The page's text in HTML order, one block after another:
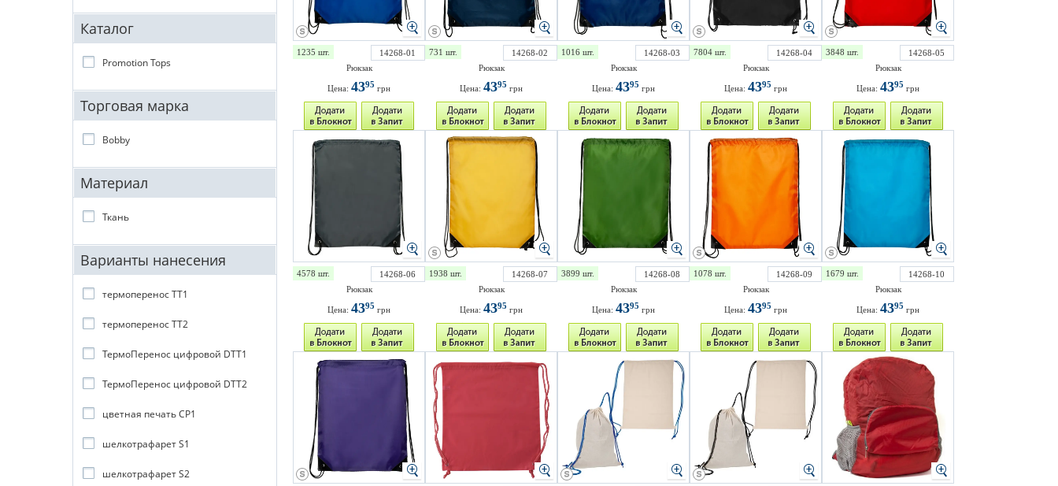
Каталог
Promotion Tops
Торговая марка
Bobby
Материал
Ткань
Варианты нанесения
термоперенос TT1
термоперенос ТТ2
ТермоПеренос цифровой DTT1
ТермоПеренос цифровой DTT2
цветная печать CP1
шелкотрафарет S1
шелкотрафарет S2
1235 шт.
14268-01
Рюкзак
Цена: 4395 грн
731 шт.
14268-02
Рюкзак
Цена: 4395 грн
1016 шт.
14268-03
Рюкзак
Цена: 4395 грн
7804 шт.
14268-04
Рюкзак
Цена: 4395 грн
3848 шт.
14268-05
Рюкзак
Цена: 4395 грн
4578 шт.
14268-06
Рюкзак
Цена: 4395 грн
1938 шт.
14268-07
Рюкзак
Цена: 4395 грн
3899 шт.
14268-08
Рюкзак
Цена: 4395 грн
1078 шт.
14268-09
Рюкзак
Цена: 4395 грн
1679 шт.
14268-10
Рюкзак
Цена: 4395 грн